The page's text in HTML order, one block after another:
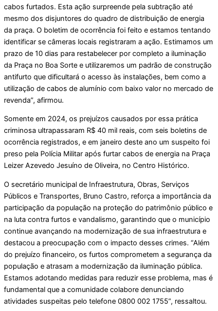
cabos furtados. Esta ação surpreende pela subtração até
mesmo dos disjuntores do quadro de distribuição de energia
da praça. O boletim de ocorrência foi feito e estamos tentando
identificar se câmeras locais registraram a ação. Estimamos um
prazo de 10 dias para restabelecer por completo a iluminação
da Praça no Boa Sorte e utilizaremos um padrão de construção
antifurto que dificultará o acesso às instalações, bem como a
utilização de cabos de alumínio com baixo valor no mercado de
revenda”, afirmou.
Somente em 2024, os prejuízos causados por essa prática
criminosa ultrapassaram R$ 40 mil reais, com seis boletins de
ocorrência registrados, e em janeiro deste ano um suspeito foi
preso pela Polícia Militar após furtar cabos de energia na Praça
Leizer Azevedo Jesuíno de Oliveira, no Centro Histórico.
O secretário municipal de Infraestrutura, Obras, Serviços
Públicos e Transportes, Bruno Castro, reforça a importância da
participação da população na proteção do patrimônio público e
na luta contra furtos e vandalismo, garantindo que o município
continue avançando na modernização de sua infraestrutura e
destacou a preocupação com o impacto desses crimes. “Além
do prejuízo financeiro, os furtos comprometem a segurança da
população e atrasam a modernização da iluminação pública.
Estamos adotando medidas para reduzir esse problema, mas é
fundamental que a comunidade colabore denunciando
atividades suspeitas pelo telefone 0800 002 1755”, ressaltou.